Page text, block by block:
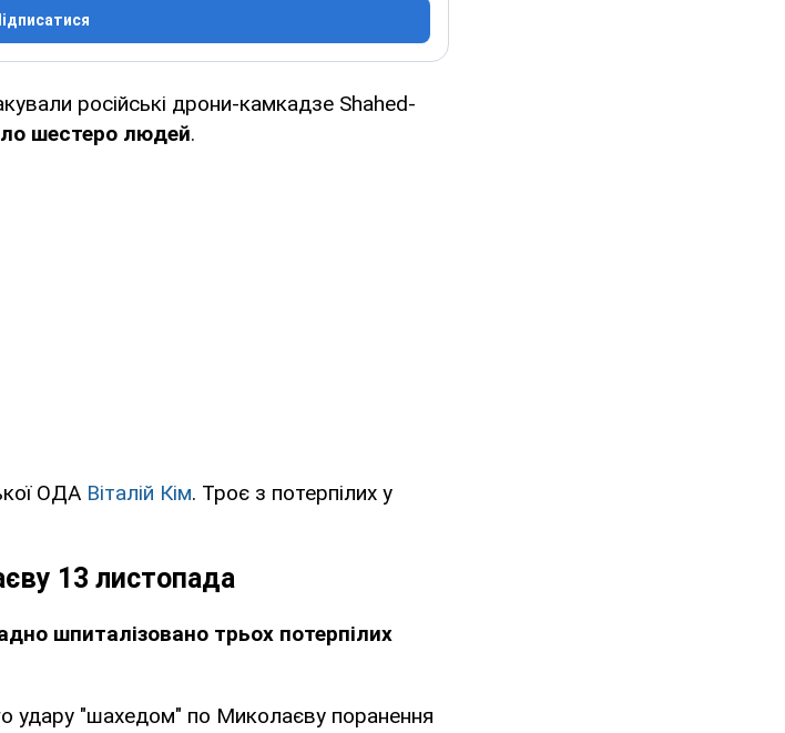
російські дрони-камкадзе Shahed-
шестеро людей.
ОДА Віталій Кім. Троє з потерпілих у
13 листопада
шпиталізовано трьох потерпілих
удару "шахедом" по Миколаєву поранення